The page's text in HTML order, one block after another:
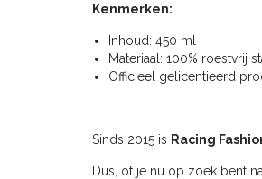
Kenmerken:
Inhoud: 450 ml
Materiaal: 100% roestvrij
Officieel gelicentieerd
Sinds 2015 is Racing
Dus, of je nu op zoek bent